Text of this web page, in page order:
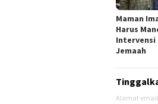
Maman
Harus
Intervensi
Jemaah
Alamat